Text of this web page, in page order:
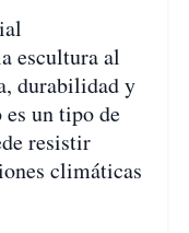
escultura al
durabilidad y
un tipo de
resistir
climáticas